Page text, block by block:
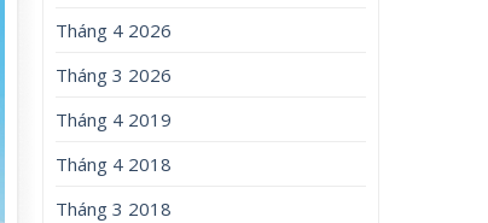
Tháng 4 2026
Tháng 3 2026
Tháng 4 2019
Tháng 4 2018
Tháng 3 2018